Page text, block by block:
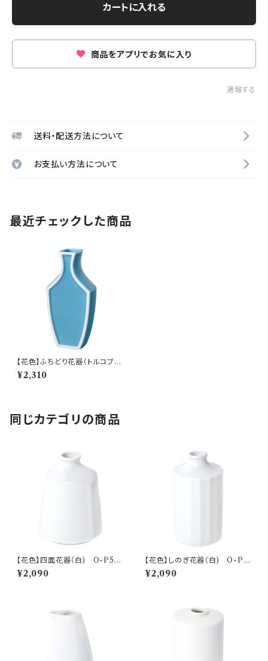
カートに入れる
商品をアプリでお気に入り
通報する
送料・配送方法について
お支払い方法について
最近チェックした商品
【花色】ふちどり花器（トルコブル
ーマット) O-P50806
¥2,310
同じカテゴリの商品
【花色】四面花器（白) O-P50
001
¥2,090
【花色】しのぎ花器（白) O-P5
0101
¥2,090